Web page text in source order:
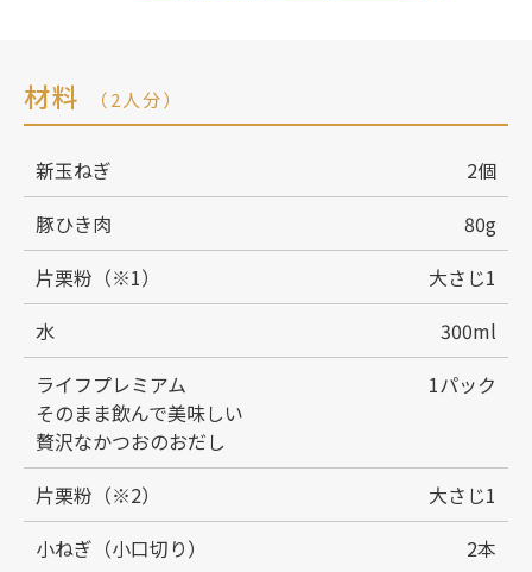
材料 （2人分）
新玉ねぎ
2個
豚ひき肉
80g
片栗粉（※1）
大さじ1
水
300ml
ライフプレミアム
そのまま飲んで美味しい
贅沢なかつおのおだし
1パック
片栗粉（※2）
大さじ1
小ねぎ（小口切り）
2本